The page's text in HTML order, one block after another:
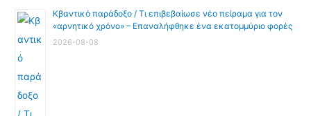
Κβαντικό παράδοξο / Τι επιβεβαίωσε νέο πείραμα για τον
«αρνητικό χρόνο» – Επαναλήφθηκε ένα εκατομμύριο φορές
2026-08-08